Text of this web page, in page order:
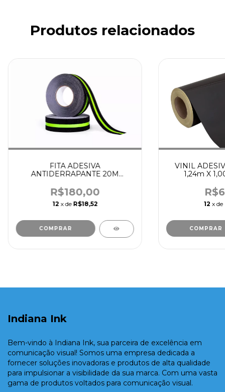
Produtos relacionados
FITA ADESIVA
ANTIDERRAPANTE 20M
R$180,00
12 x de R$18,52
VINIL
1,24m X
12 x de
Indiana Ink
Bem-vindo à Indiana Ink, sua parceira de excelência em
comunicação visual! Somos uma empresa dedicada a
fornecer soluções inovadoras e produtos de alta qualidade
para impulsionar a visibilidade da sua marca. Com uma vasta
gama de produtos voltados para comunicação visual.